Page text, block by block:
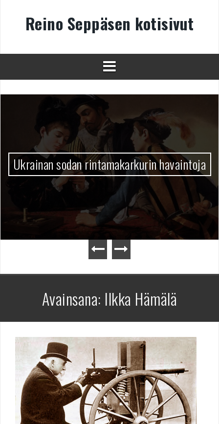
Reino Seppäsen kotisivut
Ukrainan sodan rintamakarkurin havaintoja
Avainsana: Ilkka Hämälä